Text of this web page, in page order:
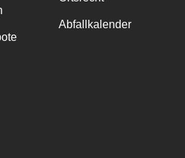
Abfallkalender